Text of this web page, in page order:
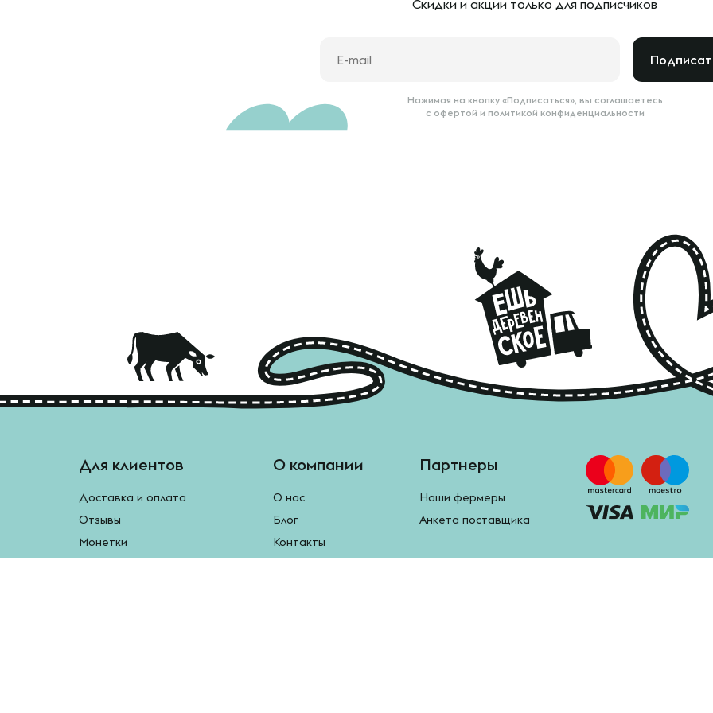
Скидки и акции только для подписчиков
Нажимая на кнопку «Подписаться», вы соглашаетесь
с офертой и политикой конфиденциальности
Для клиентов
Доставка и оплата
Отзывы
Монетки
О компании
О нас
Блог
Контакты
Партнеры
Наши фермеры
Анкета поставщика